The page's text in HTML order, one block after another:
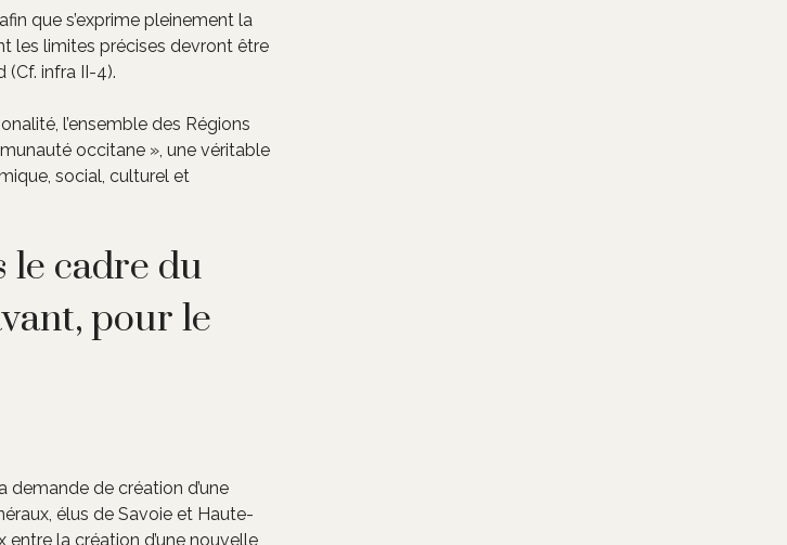
que s’exprime pleinement la
les limites précises devront être
(Cf. infra II-4).
l’ensemble des Régions
occitane », une véritable
social, culturel et
le cadre du
pour le
de création d’une
élus de Savoie et Haute-
la création d’une nouvelle